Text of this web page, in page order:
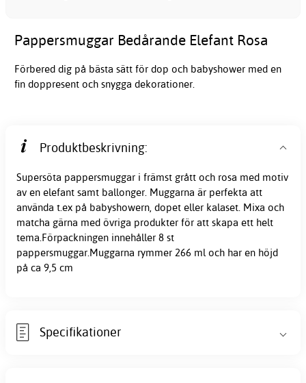
Pappersmuggar Bedårande Elefant Rosa
Förbered dig på bästa sätt för dop och babyshower med en
fin doppresent och snygga dekorationer.
Produktbeskrivning:
Supersöta pappersmuggar i främst grått och rosa med motiv
av en elefant samt ballonger. Muggarna är perfekta att
använda t.ex på babyshowern, dopet eller kalaset. Mixa och
matcha gärna med övriga produkter för att skapa ett helt
tema.Förpackningen innehåller 8 st
pappersmuggar.Muggarna rymmer 266 ml och har en höjd
på ca 9,5 cm
Specifikationer